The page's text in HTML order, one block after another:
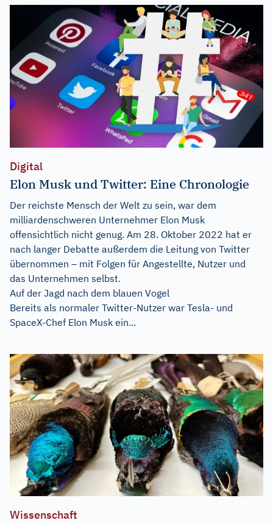
Digital
Elon Musk und Twitter: Eine Chronologie
Der reichste Mensch der Welt zu sein, war dem
milliardenschweren Unternehmer Elon Musk
offensichtlich nicht genug. Am 28. Oktober 2022 hat er
nach langer Debatte außerdem die Leitung von Twitter
übernommen – mit Folgen für Angestellte, Nutzer und
das Unternehmen selbst.
Auf der Jagd nach dem blauen Vogel
Bereits als normaler Twitter-Nutzer war Tesla- und
SpaceX-Chef Elon Musk ein...
Wissenschaft